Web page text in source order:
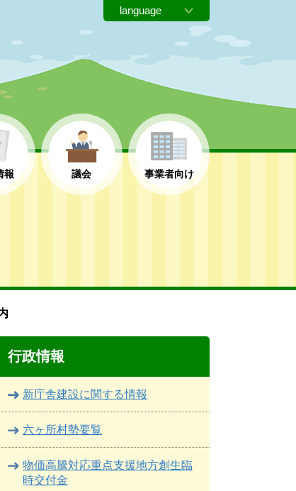
報 議会 事業者向け
行政情報
新庁舎建設に関する情報
六ヶ所村勢要覧
物価高騰対応重点支援地方創生臨
時交付金